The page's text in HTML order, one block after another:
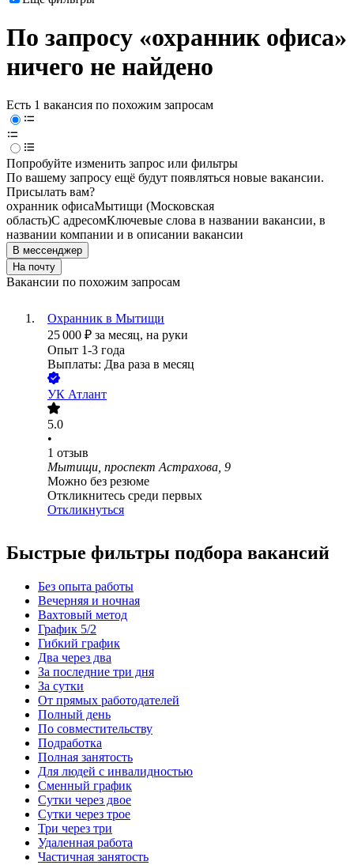
По запросу «охранник офиса»
ничего не найдено
Есть 1 вакансия по похожим запросам
Попробуйте изменить запрос или фильтры
По вашему запросу ещё будут появляться новые вакансии.
Присылать вам?
охранник офисаМытищи (Московская
область)С адресомКлючевые слова в названии вакансии, в
названии компании и в описании вакансии
В мессенджер
На почту
Вакансии по похожим запросам
Охранник в Мытищи
25 000 ₽ за месяц, на руки
Опыт 1-3 года
Выплаты: Два раза в месяц
УК Атлант
5.0
•
1 отзыв
Мытищи, проспект Астрахова, 9
Можно без резюме
Откликнитесь среди первых
Откликнуться
Быстрые фильтры подбора вакансий
Без опыта работы
Вечерняя и ночная
Вахтовый метод
График 5/2
Гибкий график
Два через два
За последние три дня
За сутки
От прямых работодателей
Полный день
По совместительству
Подработка
Полная занятость
Для людей с инвалидностью
Сменный график
Сутки через двое
Сутки через трое
Три через три
Удаленная работа
Частичная занятость